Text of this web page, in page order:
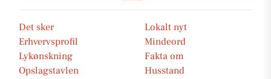
Det sker
Lokalt nyt
Erhvervsprofil
Mindeord
Lykønskning
Fakta om
Opslagstavlen
Husstand